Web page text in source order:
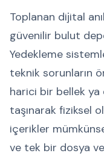
Toplanan dijital
güvenilir bulut
Yedekleme
teknik sorunların
harici bir bellek ya
taşınarak fiziksel
içerikler
ve tek bir dosya